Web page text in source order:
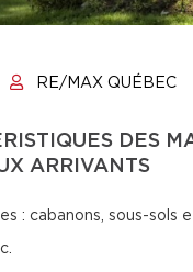
RE/MAX QUÉBEC
DES
ARRIVANTS
: cabanons, sous-